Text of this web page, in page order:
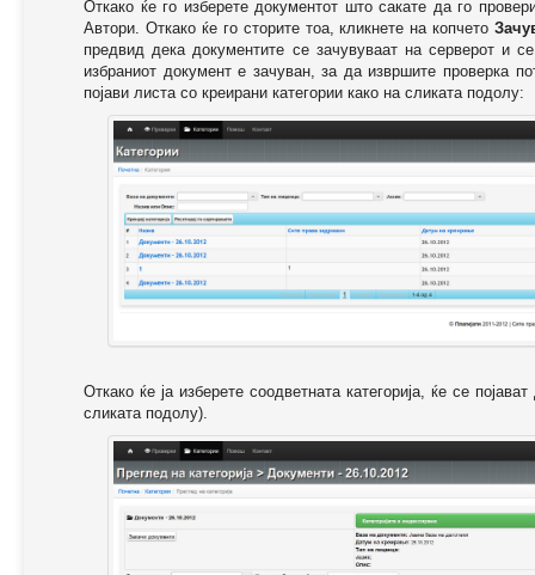
Откако ќе го изберете документот што сакате да го
Автори. Откако ќе го сторите тоа, кликнете на копчето
предвид дека документите се зачувуваат на серверот и
избраниот документ е зачуван, за да извршите проверка
појави листа со креирани категории како на сликата подолу:
Откако ќе ја изберете соодветната категорија, ќе се
сликата подолу).